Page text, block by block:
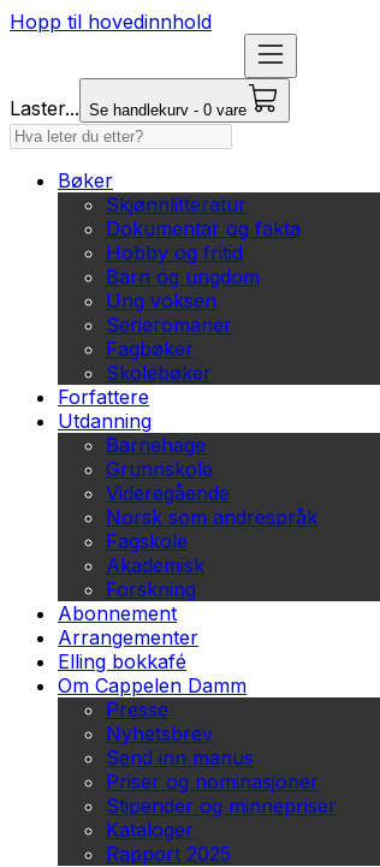
Hopp til hovedinnhold
Laster... Se handlekurv - 0 vare
Bøker
Skjønnlitteratur
Dokumentar og fakta
Hobby og fritid
Barn og ungdom
Ung voksen
Serieromaner
Fagbøker
Skolebøker
Forfattere
Utdanning
Barnehage
Grunnskole
Videregående
Norsk som andrespråk
Fagskole
Akademisk
Forskning
Abonnement
Arrangementer
Elling bokkafé
Om Cappelen Damm
Presse
Nyhetsbrev
Send inn manus
Priser og nominasjoner
Stipender og minnepriser
Kataloger
Rapport 2025